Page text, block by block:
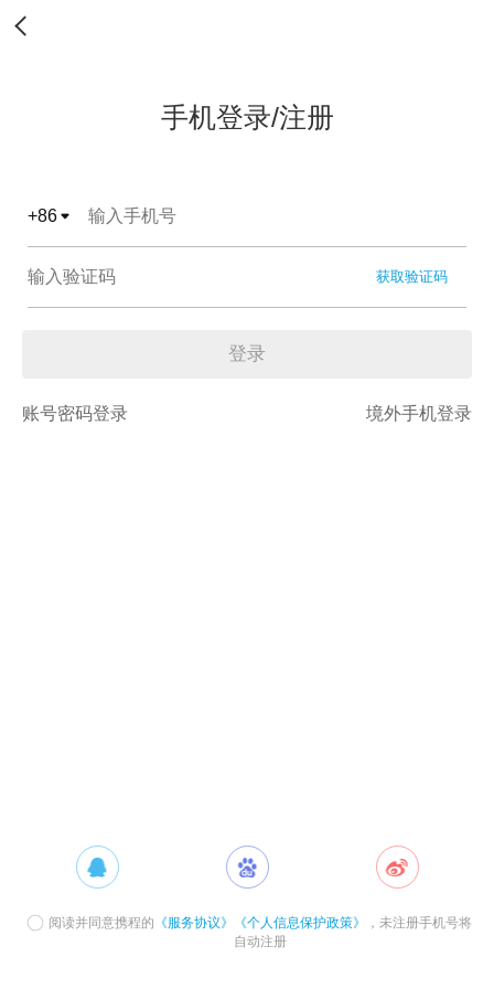
手机登录/注册
+86
获取验证码
登录
账号密码登录 境外手机登录
阅读并同意携程的 《服务协议》 《个人信息保护政策》
，未注册手机号将
自动注册